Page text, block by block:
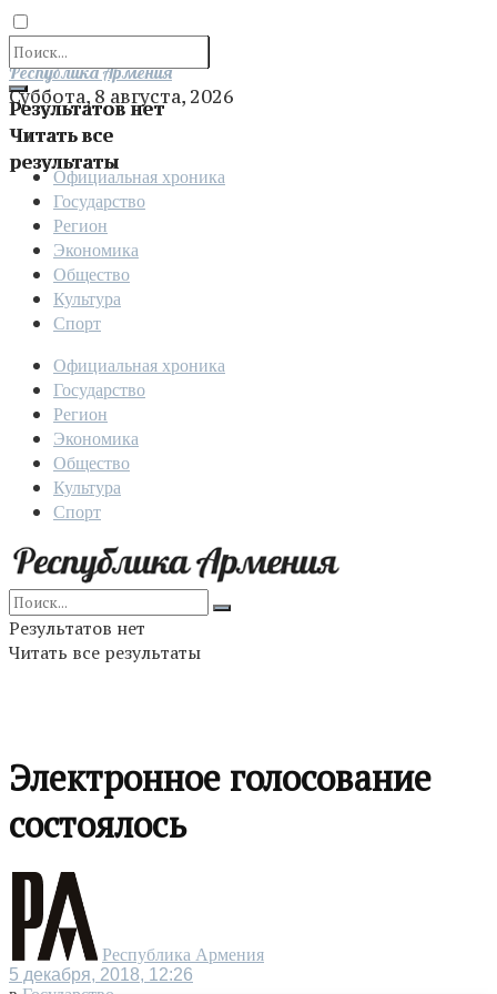
Результатов нет
Читать все
результаты
Отправить
Республика Армения
Суббота, 8 августа, 2026
Официальная хроника
Государство
Регион
Экономика
Общество
Культура
Спорт
Официальная хроника
Государство
Регион
Экономика
Общество
Культура
Спорт
Результатов нет
Читать все результаты
Электронное голосование
состоялось
Республика Армения
5 декабря, 2018, 12:26